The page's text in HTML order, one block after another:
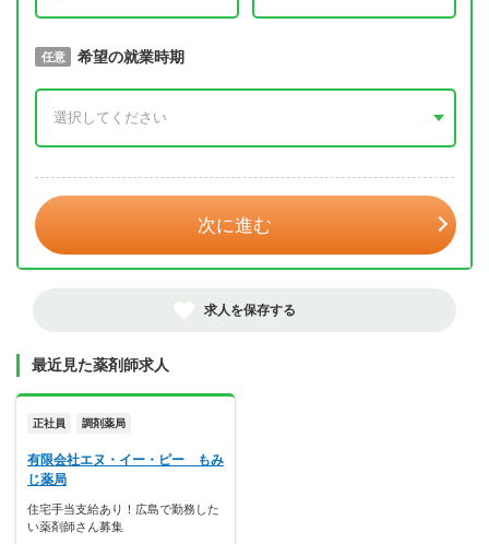
必須 取得予定年
任意 希望の就業時期
次に進む
求人を保存する
最近見た薬剤師求人
正社員 調剤薬局
有限会社エヌ・イー・ピー もみ
じ薬局
住宅手当支給あり！広島で勤務した
い薬剤師さん募集